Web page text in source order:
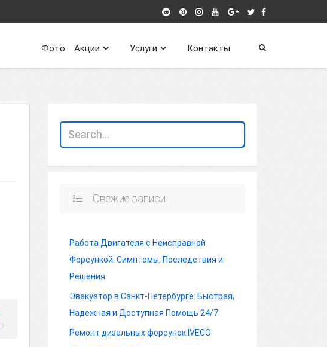
Контакты
Услуги
Акции
Фото
Свежие записи
Работа Двигателя с Неисправной
Форсункой: Симптомы, Последствия и
Решения
Эвакуатор в Санкт-Петербурге: Быстрая,
Надежная и Доступная Помощь 24/7
Ремонт дизельных форсунок IVECO